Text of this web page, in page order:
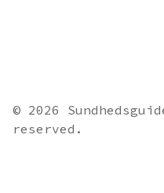
© 2026
reserved.